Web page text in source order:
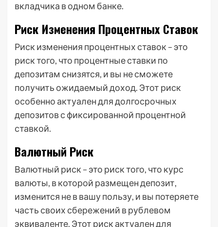
вкладчика в одном банке.
Риск Изменения Процентных Ставок
Риск изменения процентных ставок – это
риск того, что процентные ставки по
депозитам снизятся, и вы не сможете
получить ожидаемый доход. Этот риск
особенно актуален для долгосрочных
депозитов с фиксированной процентной
ставкой.
Валютный Риск
Валютный риск – это риск того, что курс
валюты, в которой размещен депозит,
изменится не в вашу пользу, и вы потеряете
часть своих сбережений в рублевом
эквиваленте. Этот риск актуален для